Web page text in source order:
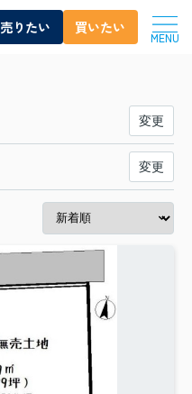
売りたい 買いたい
MENU
変更
変更